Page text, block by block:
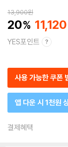
13,900원
20 11,120
YES포인트
사용 가능한 쿠폰
앱 다운 시 1천원
결제혜택